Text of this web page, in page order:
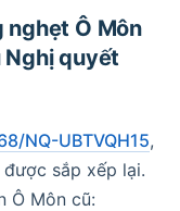
Ô Môn
quyết
NQ-UBTVQH15,
sắp xếp lại.
Ô Môn cũ: